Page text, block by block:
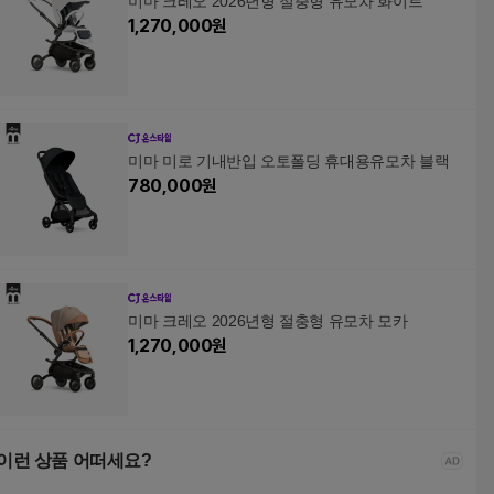
1,270,000원
미마 미로 기내반입 오토폴딩 휴대용유모차 블랙
780,000원
미마 크레오 2026년형 절충형 유모차 모카
1,270,000원
런 상품 어떠세요?